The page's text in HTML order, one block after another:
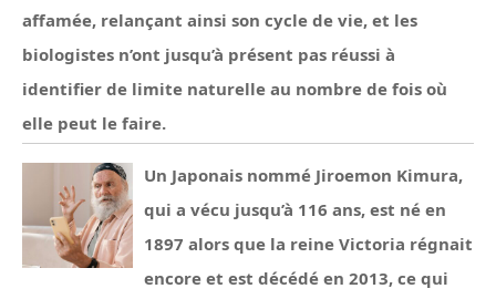
affamée, relançant ainsi son cycle de vie, et les
biologistes n’ont jusqu’à présent pas réussi à
identifier de limite naturelle au nombre de fois où
elle peut le faire.
Un Japonais nommé Jiroemon Kimura,
qui a vécu jusqu’à 116 ans, est né en
1897 alors que la reine Victoria régnait
encore et est décédé en 2013, ce qui